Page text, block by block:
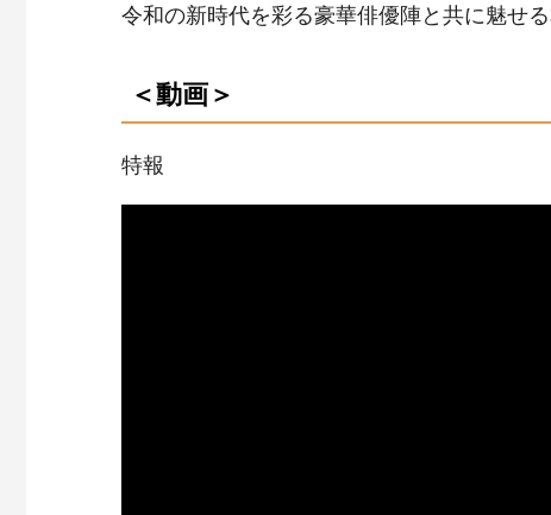
令和の新時代を彩る豪華俳優陣と共に魅せ
＜動画＞
特報